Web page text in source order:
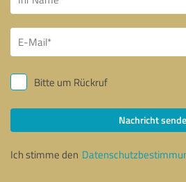
Bitte um Rückruf
Nachricht
Ich stimme den